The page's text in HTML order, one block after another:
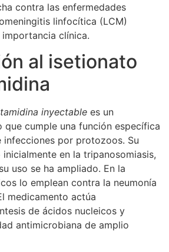
contra las enfermedades
linfocítica (LCM)
importancia clínica.
al isetionato
inyectable es un
cumple una función específica
por protozoos. Su
en la tripanosomiasis,
uso se ha ampliado. En la
lo emplean contra la neumonía
medicamento actúa
de ácidos nucleicos y
antimicrobiana de amplio